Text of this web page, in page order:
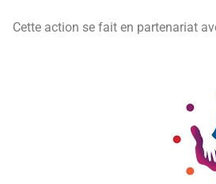
Cette action se fait en partenariat